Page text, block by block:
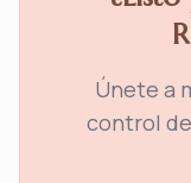
Únete a
control